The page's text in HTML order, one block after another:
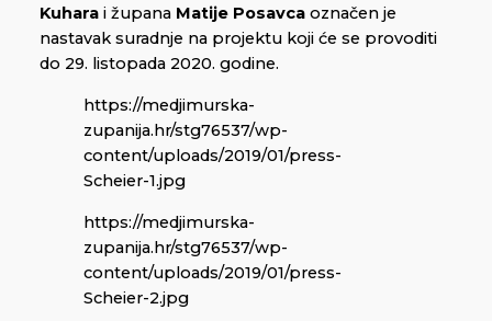
Kuhara i župana Matije Posavca označen je
nastavak suradnje na projektu koji će se provoditi
do 29. listopada 2020. godine.
https://medjimurska-
zupanija.hr/stg76537/wp-
content/uploads/2019/01/press-
Scheier-1.jpg
https://medjimurska-
zupanija.hr/stg76537/wp-
content/uploads/2019/01/press-
Scheier-2.jpg